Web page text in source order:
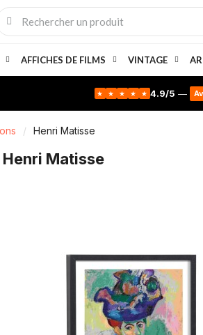
AFFICHES DE FILMS VINTAGE
★ ★ ★ ★ ★ 4.9/5 —
Henri Matisse
Matisse